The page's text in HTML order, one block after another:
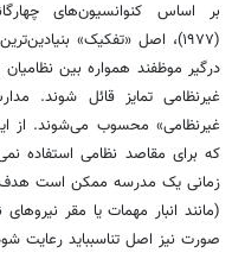
(۱۹۷۷)، اصل «تفکیک»
درگیر موظفند همواره بین
غیرنظامی تمایز قائل شوند.
غیرنظامی» محسوب می‌شوند. از
که برای مقاصد نظامی استفاده
زمانی یک مدرسه ممکن است هدف
(مانند انبار مهمات یا مقر
صورت نیز اصل تناسبباید رعایت